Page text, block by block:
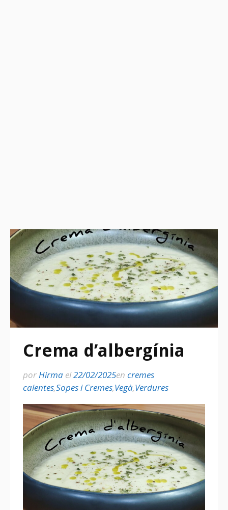
Crema d’albergínia
porHirma el22/02/2025en cremes
calentes,Sopes i Cremes,Vegà,Verdures